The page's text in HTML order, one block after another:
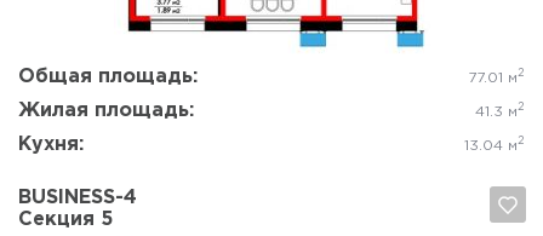
Общая площадь: 77.01 м 2
Жилая площадь: 41.3 м 2
Кухня: 13.04 м 2
BUSINESS-4
Секция 5